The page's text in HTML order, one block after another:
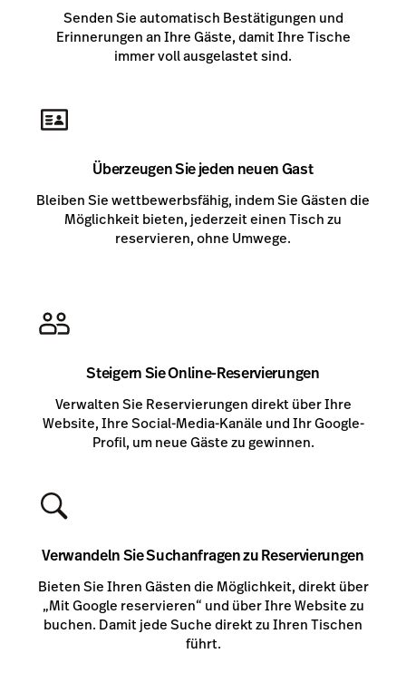
Senden Sie automatisch Bestätigungen und
Erinnerungen an Ihre Gäste, damit Ihre Tische
immer voll ausgelastet sind.
Überzeugen Sie jeden neuen Gast
Bleiben Sie wettbewerbsfähig, indem Sie Gästen die
Möglichkeit bieten, jederzeit einen Tisch zu
reservieren, ohne Umwege.
Steigern Sie Online-Reservierungen
Verwalten Sie Reservierungen direkt über Ihre
Website, Ihre Social-Media-Kanäle und Ihr Google-
Profil, um neue Gäste zu gewinnen.
Verwandeln Sie Suchanfragen zu Reservierungen
Bieten Sie Ihren Gästen die Möglichkeit, direkt über
„Mit Google reservieren“ und über Ihre Website zu
buchen. Damit jede Suche direkt zu Ihren Tischen
führt.